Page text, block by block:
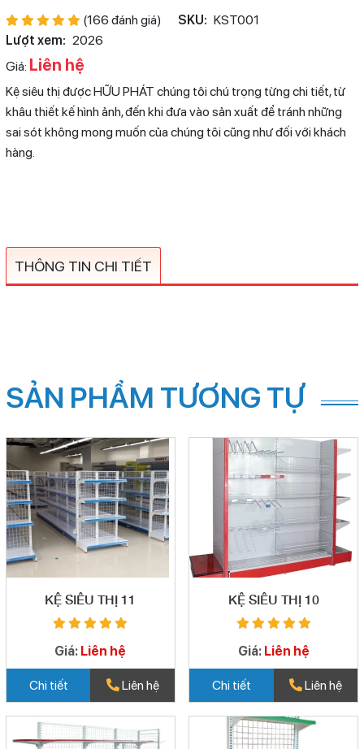
(166 đánh giá) SKU: KST001
Lượt xem: 2026
Giá: Liên hệ
Kệ siêu thị được HỮU PHÁT chúng tôi chú trọng từng chi tiết, từ
khâu thiết kế hình ảnh, đến khi đưa vào sản xuất để tránh những
sai sót không mong muốn của chúng tôi cũng như đối với khách
hàng.
THÔNG TIN CHI TIẾT
SẢN PHẨM TƯƠNG TỰ
KỆ SIÊU THỊ 11
Giá: Liên hệ
Chi tiết Liên hệ
KỆ SIÊU THỊ 10
Giá: Liên hệ
Chi tiết Liên hệ